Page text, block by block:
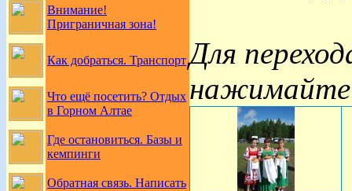
Внимание!
Приграничная зона!
Как добраться. Транспорт
Что ещё посетить? Отдых
в Горном Алтае
Где остановиться. Базы и
кемпинги
Обратная связь. Написать
Для
нажимайте